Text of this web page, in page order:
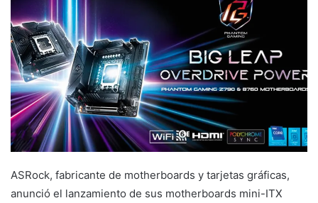
ASRock, fabricante de motherboards y tarjetas gráficas,
anunció el lanzamiento de sus motherboards mini-ITX